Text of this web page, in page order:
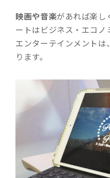
映画や音楽があれば楽し
ートはビジネス・エコノ
エンターテインメントは、
ります。